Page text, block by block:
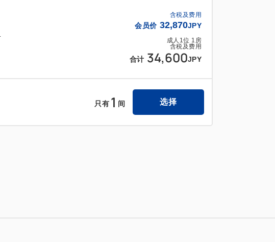
含税及费用
会员价 32,870JPY
成人 1位 1 房
含税及费用
合计 34,600JPY
只有 1 间 选择